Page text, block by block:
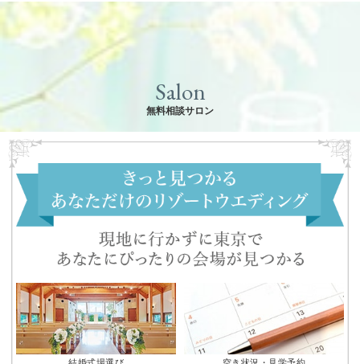
Salon
無料相談サロン